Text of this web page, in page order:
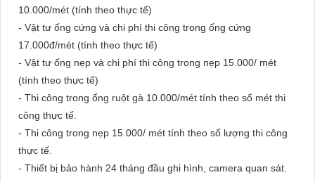
10.000/mét (tính theo thực tế)
- Vật tư ống cứng và chi phí thi công trong ống cứng
17.000đ/mét (tính theo thực tế)
- Vật tư ống nẹp và chi phí thi công trong nẹp 15.000/ mét
(tính theo thực tế)
- Thi công trong ống ruột gà 10.000/mét tính theo số mét thi
công thực tế.
- Thi công trong nẹp 15.000/ mét tính theo số lượng thi công
thực tế.
- Thiết bị bảo hành 24 tháng đầu ghi hình, camera quan sát.